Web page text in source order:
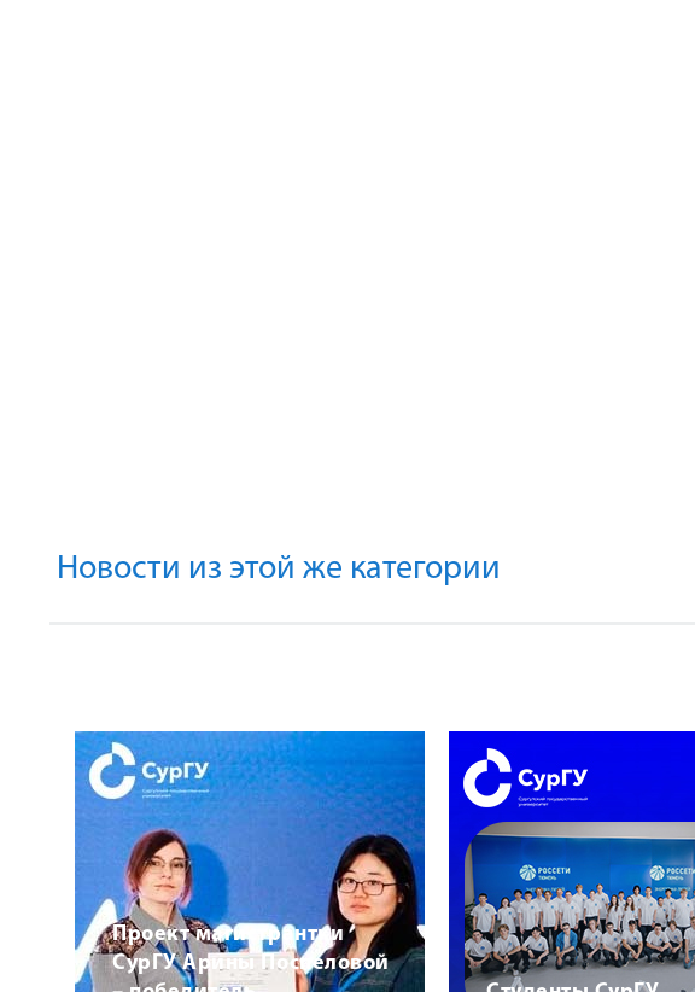
Новости из этой же категории
Проект магистрантки
СурГУ Арины Поспеловой